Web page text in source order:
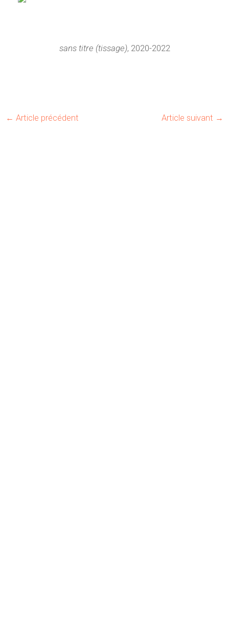
sans titre (tissage), 2020-2022
← Article précédent Article suivant →